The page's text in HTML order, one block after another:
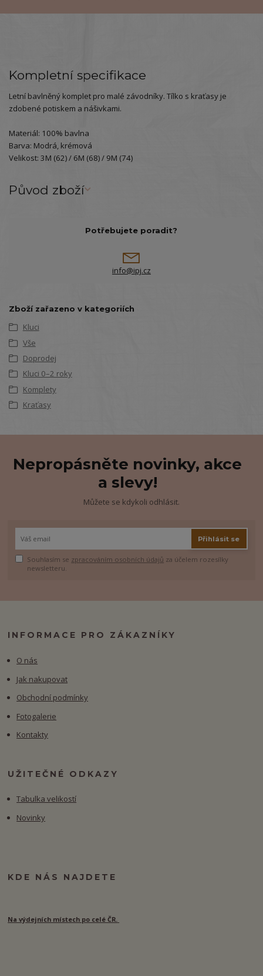
Kompletní specifikace
Letní bavlněný komplet pro malé závodníky. Tílko s kraťasy je
zdobené potiskem a nášivkami.
Materiál: 100% bavlna
Barva: Modrá, krémová
Velikost: 3M (62) / 6M (68) / 9M (74)
Původ zboží
Potřebujete poradit?
info@ipj.cz
Zboží zařazeno v kategoriích
Kluci
Vše
Doprodej
Kluci 0–2 roky
Komplety
Kraťasy
Nepropásněte novinky, akce
a slevy!
Můžete se kdykoli odhlásit.
Přihlásit se
Souhlasím se zpracováním osobních údajů za účelem rozesílky
newsletteru.
INFORMACE PRO ZÁKAZNÍKY
O nás
Jak nakupovat
Obchodní podmínky
Fotogalerie
Kontakty
UŽITEČNÉ ODKAZY
Tabulka velikostí
Novinky
KDE NÁS NAJDETE
Na výdejních místech po celé ČR.